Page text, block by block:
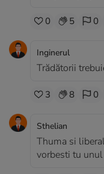
0 5 0
Inginerul
Trădătorii
3 8 0
Sthelian
Thuma si
vorbesti tu